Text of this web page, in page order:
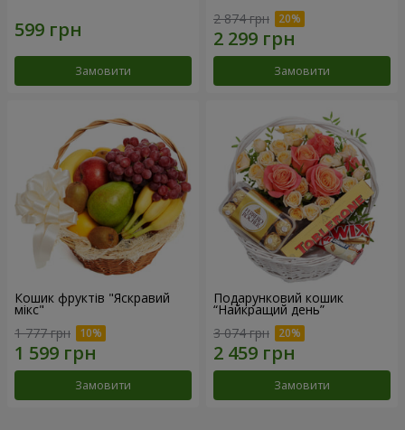
Замовити
2 874 грн
Замовити
Кошик фруктів "Яскравий
мікс"
1 777 грн
Замовити
Подарунковий кошик
“Найкращий день”
3 074 грн
Замовити